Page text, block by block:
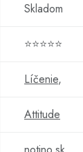
Skladom
⭐⭐⭐⭐⭐
Líčenie,
Attitude